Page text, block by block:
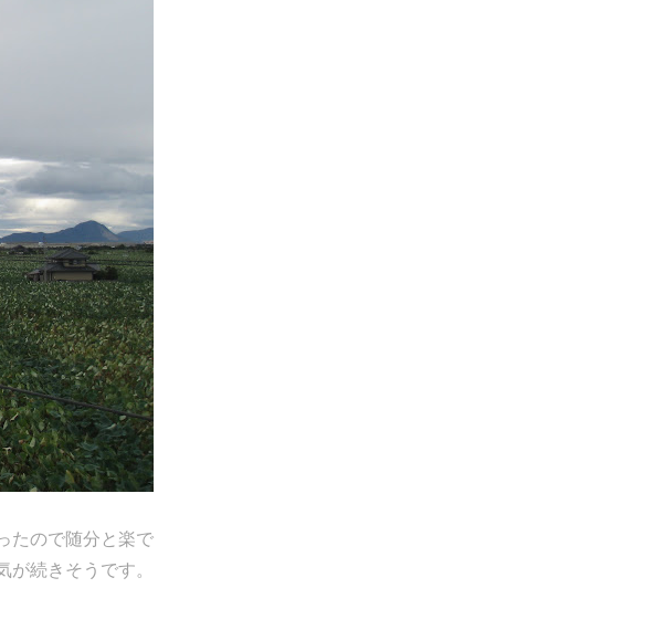
たので随分と楽で
続きそうです。